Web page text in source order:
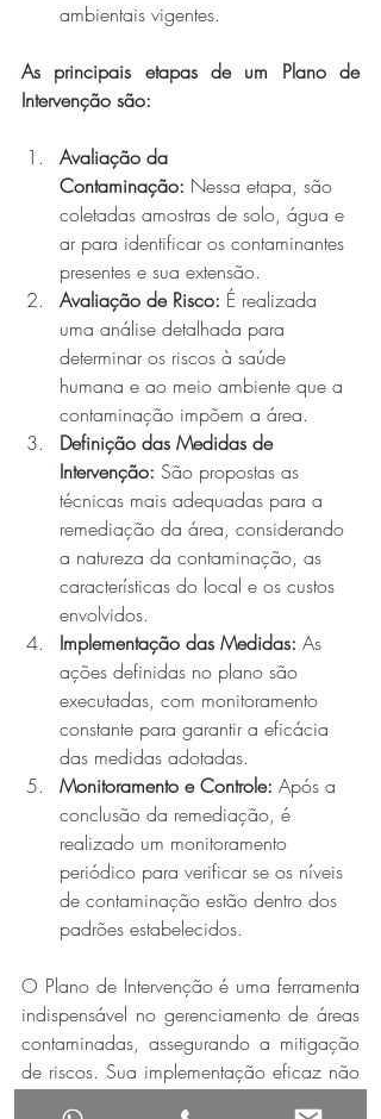
ambientais vigentes.
As principais etapas de um Plano de
Intervenção são:
Avaliação da
Contaminação: Nessa etapa, são
coletadas amostras de solo, água e
ar para identificar os contaminantes
presentes e sua extensão.
Avaliação de Risco: É realizada
uma análise detalhada para
determinar os riscos à saúde
humana e ao meio ambiente que a
contaminação impõem a área.
Definição das Medidas de
Intervenção: São propostas as
técnicas mais adequadas para a
remediação da área, considerando
a natureza da contaminação, as
características do local e os custos
envolvidos.
Implementação das Medidas: As
ações definidas no plano são
executadas, com monitoramento
constante para garantir a eficácia
das medidas adotadas.
Monitoramento e Controle: Após a
conclusão da remediação, é
realizado um monitoramento
periódico para verificar se os níveis
de contaminação estão dentro dos
padrões estabelecidos.
O Plano de Intervenção é uma ferramenta
indispensável no gerenciamento de áreas
contaminadas, assegurando a mitigação
de riscos. Sua implementação eficaz não